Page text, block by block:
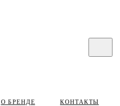
О БРЕНДЕ КОНТАКТЫ